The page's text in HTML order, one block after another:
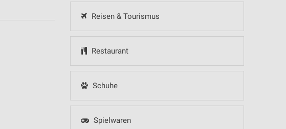
Reisen & Tourismus
Restaurant
Schuhe
Spielwaren